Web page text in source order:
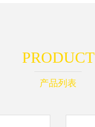
PRODUCT
产品列表